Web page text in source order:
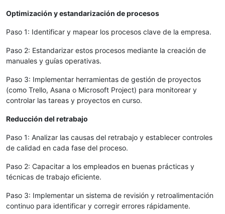
Optimización y estandarización de procesos
Paso 1: Identificar y mapear los procesos clave de la empresa.
Paso 2: Estandarizar estos procesos mediante la creación de
manuales y guías operativas.
Paso 3: Implementar herramientas de gestión de proyectos
(como Trello, Asana o Microsoft Project) para monitorear y
controlar las tareas y proyectos en curso.
Reducción del retrabajo
Paso 1: Analizar las causas del retrabajo y establecer controles
de calidad en cada fase del proceso.
Paso 2: Capacitar a los empleados en buenas prácticas y
técnicas de trabajo eficiente.
Paso 3: Implementar un sistema de revisión y retroalimentación
continuo para identificar y corregir errores rápidamente.